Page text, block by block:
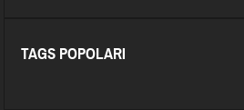
TAGS POPOLARI